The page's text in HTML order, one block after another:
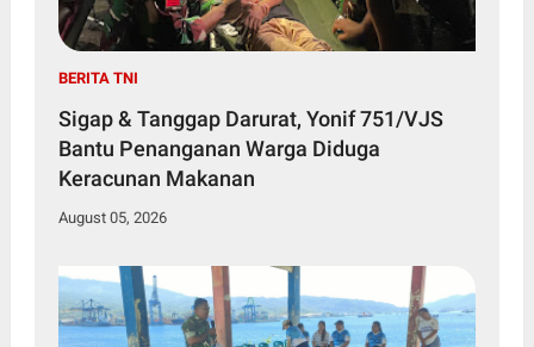
BERITA TNI
Sigap & Tanggap Darurat, Yonif 751/VJS
Bantu Penanganan Warga Diduga
Keracunan Makanan
August 05, 2026